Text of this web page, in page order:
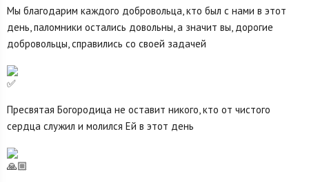
Мы благодарим каждого добровольца, кто был с нами в этот
день, паломники остались довольны, а значит вы, дорогие
добровольцы, справились со своей задачей
✅
Пресвятая Богородица не оставит никого, кто от чистого
сердца служил и молился Ей в этот день
🙏🏼